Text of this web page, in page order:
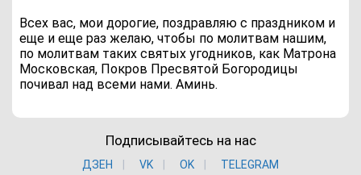
Всех вас, мои дорогие, поздравляю с праздником и
еще и еще раз желаю, чтобы по молитвам нашим,
по молитвам таких святых угодников, как Матрона
Московская, Покров Пресвятой Богородицы
почивал над всеми нами. Аминь.
Подписывайтесь на нас
ДЗЕН VK ОK
TELEGRAM